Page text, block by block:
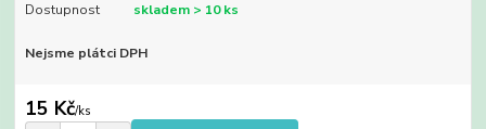
Dostupnost skladem > 10 ks
Nejsme plátci DPH
15 Kč/ks